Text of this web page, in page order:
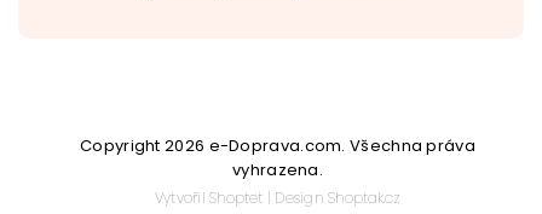
Copyright 2026 e-Doprava.com. Všechna práva
vyhrazena.
VytvořilShoptet | DesignShoptak.cz